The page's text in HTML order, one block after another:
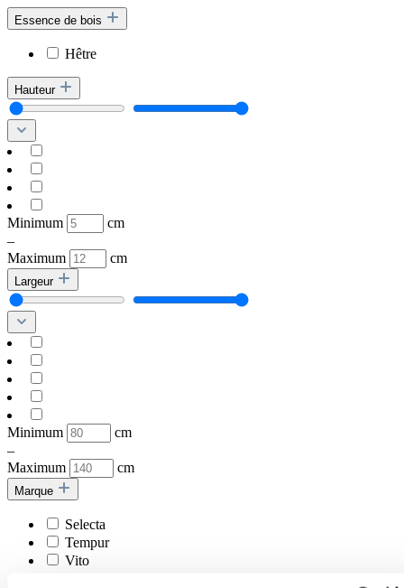
Essence de bois
Hêtre
Hauteur
Minimum
cm
–
Maximum
cm
Largeur
Minimum
cm
–
Maximum
cm
Marque
Selecta
Tempur
Vito